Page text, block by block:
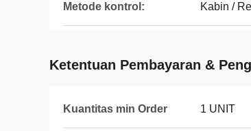
Metode kontrol: Kabin /
Ketentuan Pembayaran &
Kuantitas min Order 1 UNIT